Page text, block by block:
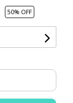
50% OFF